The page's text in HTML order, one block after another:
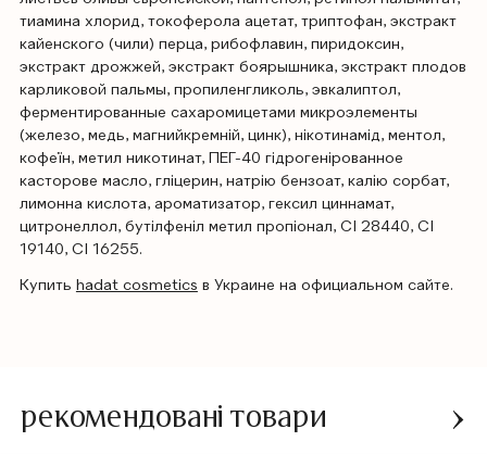
тиамина хлорид, токоферола ацетат, триптофан, экстракт
кайенского (чили) перца, рибофлавин, пиридоксин,
экстракт дрожжей, экстракт боярышника, экстракт плодов
карликовой пальмы, пропиленгликоль, эвкалиптол,
ферментированные сахаромицетами микроэлементы
(железо, медь, магнийкремній, цинк), нікотинамід, ментол,
кофеїн, метил никотинат, ПЕГ-40 гідрогенірованное
касторове масло, гліцерин, натрію бензоат, калію сорбат,
лимонна кислота, ароматизатор, гексил циннамат,
цитронеллол, бутілфеніл метил пропіонал, CI 28440, CI
19140, CI 16255.
Купить hadat cosmetics в Украине на официальном сайте.
рекомендовані товари